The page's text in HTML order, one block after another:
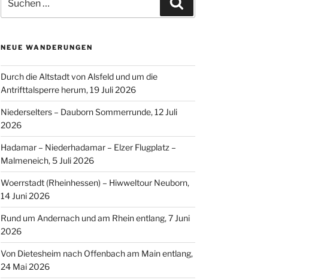
nach:
NEUE WANDERUNGEN
Durch die Altstadt von Alsfeld und um die
Antrifttalsperre herum, 19 Juli 2026
Niederselters – Dauborn Sommerrunde, 12 Juli
2026
Hadamar – Niederhadamar – Elzer Flugplatz –
Malmeneich, 5 Juli 2026
Woerrstadt (Rheinhessen) – Hiwweltour Neuborn,
14 Juni 2026
Rund um Andernach und am Rhein entlang, 7 Juni
2026
Von Dietesheim nach Offenbach am Main entlang,
24 Mai 2026